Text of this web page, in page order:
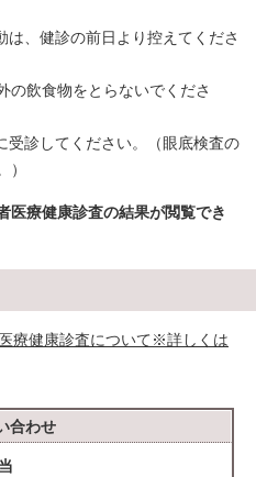
、健診の前日より控えてくださ
飲食物をとらないでくださ
診してください。（眼底検査の
）
療健康診査の結果が閲覧でき
療健康診査について※詳しくは
合わせ